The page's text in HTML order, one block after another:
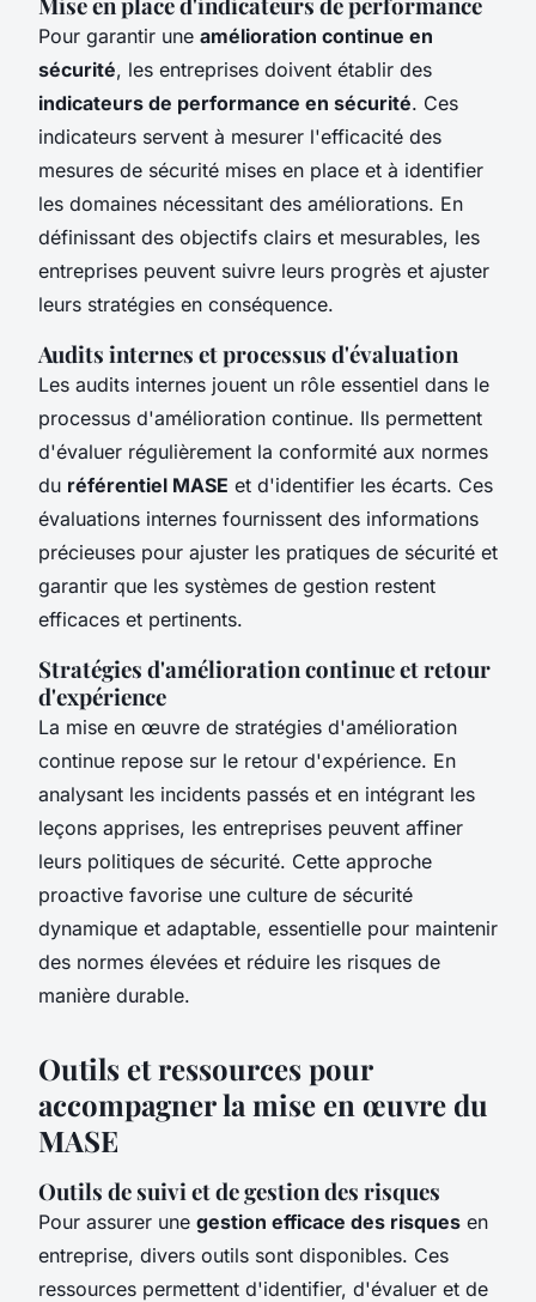
Pour garantir une amélioration continue en
sécurité, les entreprises doivent établir des
indicateurs de performance en sécurité. Ces
indicateurs servent à mesurer l'efficacité des
mesures de sécurité mises en place et à identifier
les domaines nécessitant des améliorations. En
définissant des objectifs clairs et mesurables, les
entreprises peuvent suivre leurs progrès et ajuster
leurs stratégies en conséquence.
Audits internes et processus d'évaluation
Les audits internes jouent un rôle essentiel dans le
processus d'amélioration continue. Ils permettent
d'évaluer régulièrement la conformité aux normes
du référentiel MASE et d'identifier les écarts. Ces
évaluations internes fournissent des informations
précieuses pour ajuster les pratiques de sécurité et
garantir que les systèmes de gestion restent
efficaces et pertinents.
Stratégies d'amélioration continue et retour
d'expérience
La mise en œuvre de stratégies d'amélioration
continue repose sur le retour d'expérience. En
analysant les incidents passés et en intégrant les
leçons apprises, les entreprises peuvent affiner
leurs politiques de sécurité. Cette approche
proactive favorise une culture de sécurité
dynamique et adaptable, essentielle pour maintenir
des normes élevées et réduire les risques de
manière durable.
Outils et ressources pour
accompagner la mise en œuvre du
MASE
Outils de suivi et de gestion des risques
Pour assurer une gestion efficace des risques en
entreprise, divers outils sont disponibles. Ces
ressources permettent d'identifier, d'évaluer et de